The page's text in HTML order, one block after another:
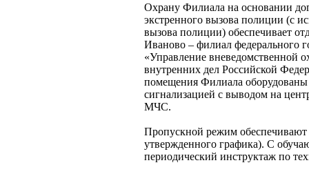
Охрану Филиала на основании
экстренного вызова полиции (с
вызова полиции) обеспечивает
Иваново – филиал федерального
«Управление вневедомственной
внутренних дел Российской
помещения Филиала
сигнализацией с выводом на
МЧС.
Пропускной режим обеспечивают
утвержденного графика). С
периодический инструктаж по